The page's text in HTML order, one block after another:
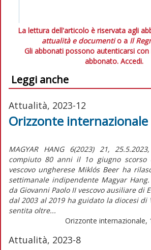
La lettura dell'articolo è riservata agli
attualità e documentio a Il
Gli abbonati possono autenticarsi
abbonato. Accedi.
Leggi anche
Attualità, 2023-12
Orizzonte internazionale
MAGYAR HANG 6(2023) 21,
compiuto 80 anni il 1o giugno scorso
vescovo ungherese Miklós Beer ha
settimanale indipendente Magyar
da Giovanni Paolo II vescovo ausiliare di
dal 2003 al 2019 ha guidato la diocesi di
sentita oltre...
Orizzonte internazionale,
Attualità, 2023-8